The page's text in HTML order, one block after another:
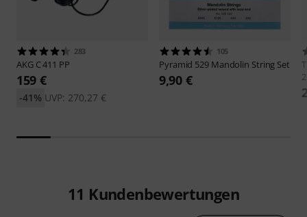
283
AKG C 411 PP
159 €
UVP: 270,27 €
-41%
105
Pyramid 529 Mandolin String Set
9,90 €
2
11 Kundenbewertungen